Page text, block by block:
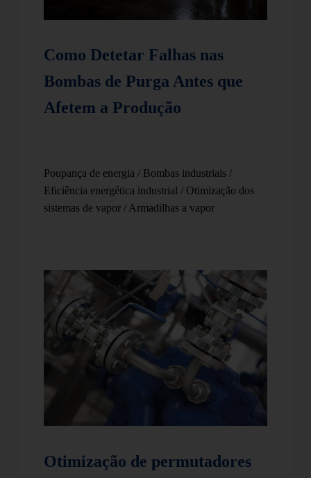
Como Detetar Falhas nas
Bombas de Purga Antes que
Afetem a Produção
Poupança de energia / Bombas industriais /
Eficiência energética industrial / Otimização dos
sistemas de vapor / Armadilhas a vapor
Otimização de permutadores